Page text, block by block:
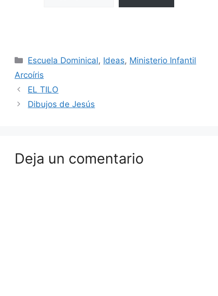
Escuela Dominical, Ideas, Ministerio Infantil
Arcoíris
EL TILO
Dibujos de Jesús
Deja un comentario